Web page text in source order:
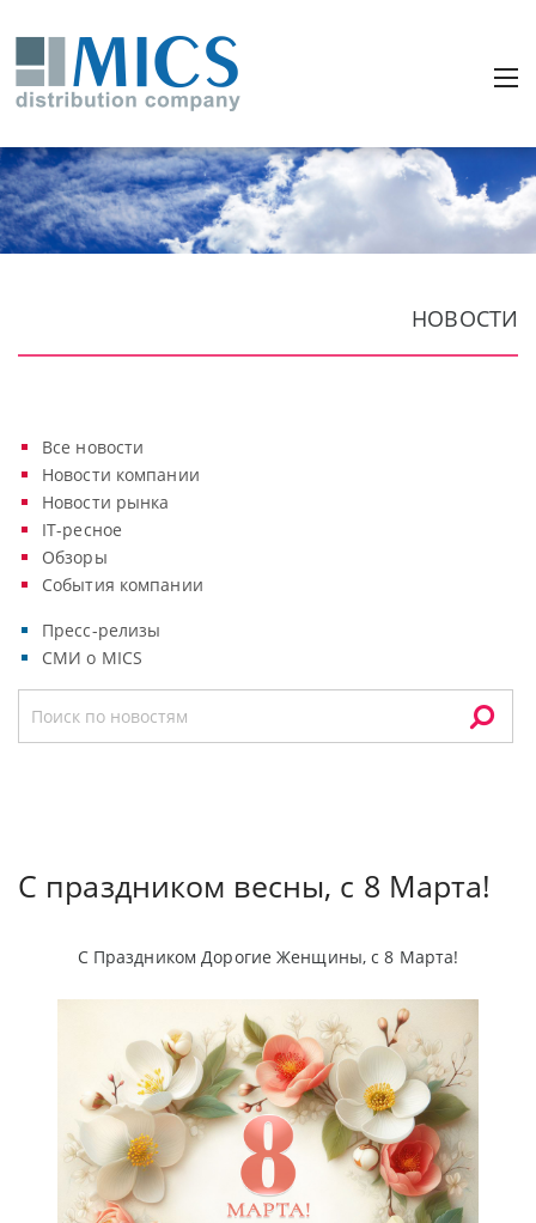
НОВОСТИ
Все новости
Новости компании
Новости рынка
IT-ресное
Обзоры
События компании
Пресс-релизы
СМИ о MICS
С праздником весны, с 8 Марта!
С Праздником Дорогие Женщины, с 8 Марта!